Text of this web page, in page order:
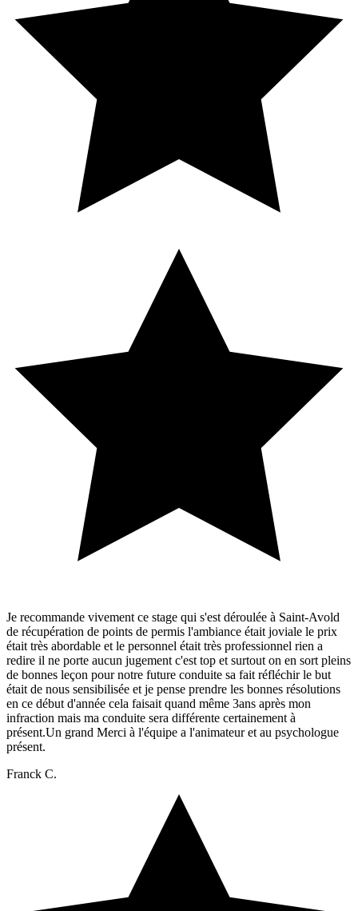
Je recommande vivement ce stage qui s'est déroulée à Saint-Avold
de récupération de points de permis l'ambiance était joviale le prix
était très abordable et le personnel était très professionnel rien a
redire il ne porte aucun jugement c'est top et surtout on en sort pleins
de bonnes leçon pour notre future conduite sa fait réfléchir le but
était de nous sensibilisée et je pense prendre les bonnes résolutions
en ce début d'année cela faisait quand même 3ans après mon
infraction mais ma conduite sera différente certainement à
présent.Un grand Merci à l'équipe a l'animateur et au psychologue
présent.
Franck C.